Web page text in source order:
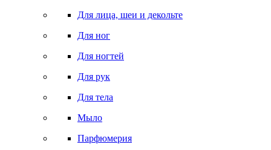
Для лица, шеи и декольте
Для ног
Для ногтей
Для рук
Для тела
Мыло
Парфюмерия